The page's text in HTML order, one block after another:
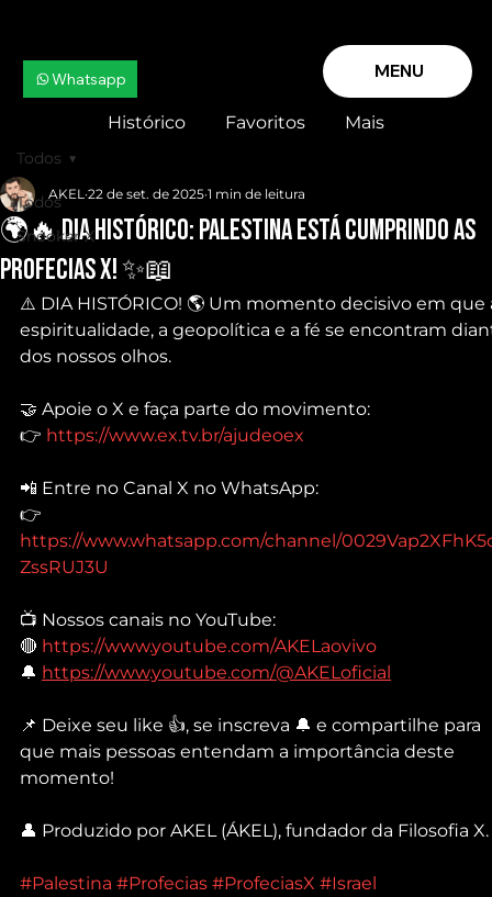
MENU
Whatsapp
Histórico Favoritos Mais
Todos
Snooker X
Todos
🌍🔥 DIA HISTÓRICO: PALESTINA está CUMPRINDO as
Profecias X! ✨📖
AKEL 22 de set. de 2025 1 min de leitura
⚠️ DIA HISTÓRICO! 🌎 Um momento decisivo em que
espiritualidade, a geopolítica e a fé se encontram
dos nossos olhos.
🤝 Apoie o X e faça parte do movimento:
👉 https://www.ex.tv.br/ajudeoex
📲 Entre no Canal X no WhatsApp:
👉
https://www.whatsapp.com/channel/
ZssRUJ3U
📺 Nossos canais no YouTube:
🔴 https://www.youtube.com/AKELaovivo
🔔 https://www.youtube.com/@AKELoficial
📌 Deixe seu like 👍, se inscreva 🔔 e compartilhe para
que mais pessoas entendam a importância deste
momento!
👤 Produzido por AKEL (ÁKEL), fundador da Filosofia X.
#Palestina #Profecias #ProfeciasX #Israel